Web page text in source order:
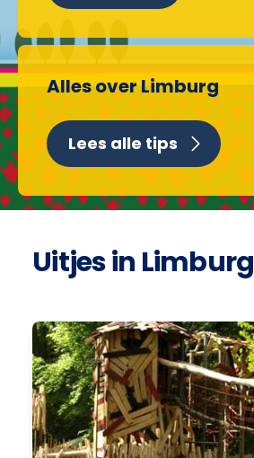
Alles over Limburg
Lees alle tips
Uitjes in Limburg